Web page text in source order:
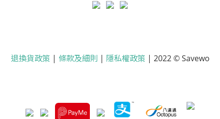
退換貨政策 | 條款及細則 | 隱私權政策 | 2022 © Savewo